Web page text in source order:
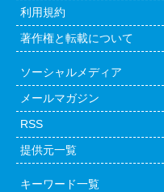
利用規約
著作権と転載について
ソーシャルメディア
メールマガジン
RSS
提供元一覧
キーワード一覧